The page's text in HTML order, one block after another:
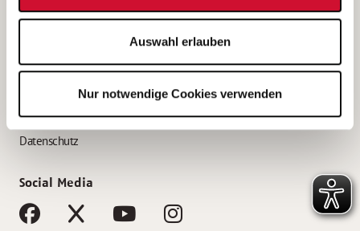
Auswahl erlauben
Nur notwendige Cookies verwenden
AWO Gliederungen nach Bundesland
Impressum
Datenschutz
Social Media